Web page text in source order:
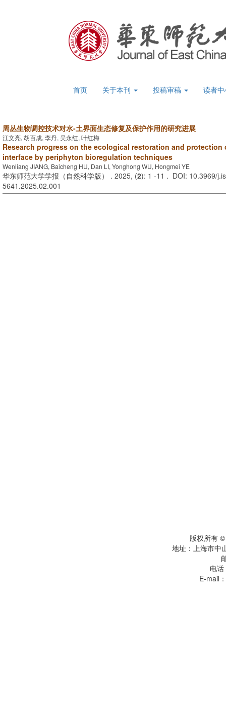
首页 关于本刊 投稿审稿 读者
周丛生物调控技术对水-土界面生态修复及保护作用的研究进展
江文亮, 胡百成, 李丹, 吴永红, 叶红梅
Research progress on the ecological restoration and protection
interface by periphyton bioregulation techniques
Wenliang JIANG, Baicheng HU, Dan LI, Yonghong WU, Hongmei YE
华东师范大学学报（自然科学版） . 2025, (2): 1 -11 . DOI: 10.3969/
5641.2025.02.001
版权所有
地址：上海市
电
E-mail